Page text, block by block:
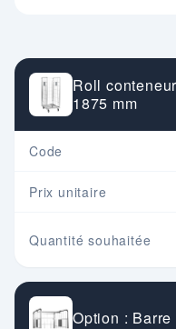
Roll
1875 mm
Code
Prix unitaire
Quantité souhaitée
Option :